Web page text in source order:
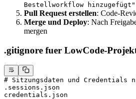
Bestellworkflow hinzugefügt"
Pull Request erstellen: Code-
Merge und Deploy: Nach
mergen
.gitignore fuer LowCode-
# Sitzungsdaten und Credentials
.sessions.json
credentials.json